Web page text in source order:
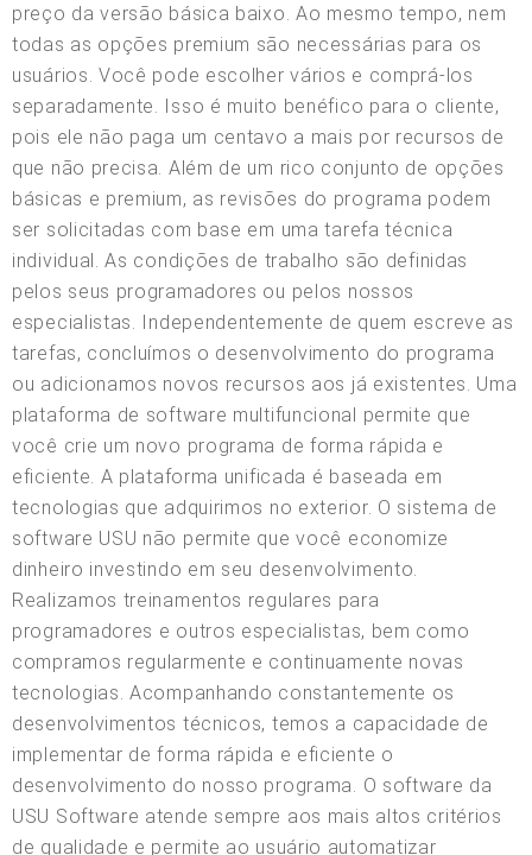
preço da versão básica baixo. Ao mesmo tempo, nem
todas as opções premium são necessárias para os
usuários. Você pode escolher vários e comprá-los
separadamente. Isso é muito benéfico para o cliente,
pois ele não paga um centavo a mais por recursos de
que não precisa. Além de um rico conjunto de opções
básicas e premium, as revisões do programa podem
ser solicitadas com base em uma tarefa técnica
individual. As condições de trabalho são definidas
pelos seus programadores ou pelos nossos
especialistas. Independentemente de quem escreve as
tarefas, concluímos o desenvolvimento do programa
ou adicionamos novos recursos aos já existentes. Uma
plataforma de software multifuncional permite que
você crie um novo programa de forma rápida e
eficiente. A plataforma unificada é baseada em
tecnologias que adquirimos no exterior. O sistema de
software USU não permite que você economize
dinheiro investindo em seu desenvolvimento.
Realizamos treinamentos regulares para
programadores e outros especialistas, bem como
compramos regularmente e continuamente novas
tecnologias. Acompanhando constantemente os
desenvolvimentos técnicos, temos a capacidade de
implementar de forma rápida e eficiente o
desenvolvimento do nosso programa. O software da
USU Software atende sempre aos mais altos critérios
de qualidade e permite ao usuário automatizar